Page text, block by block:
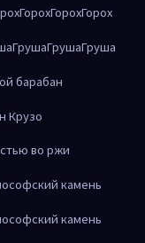
ГорохГорохГорох
ГрушаГрушаГруша
барабан
Крузо
во ржи
камень
камень